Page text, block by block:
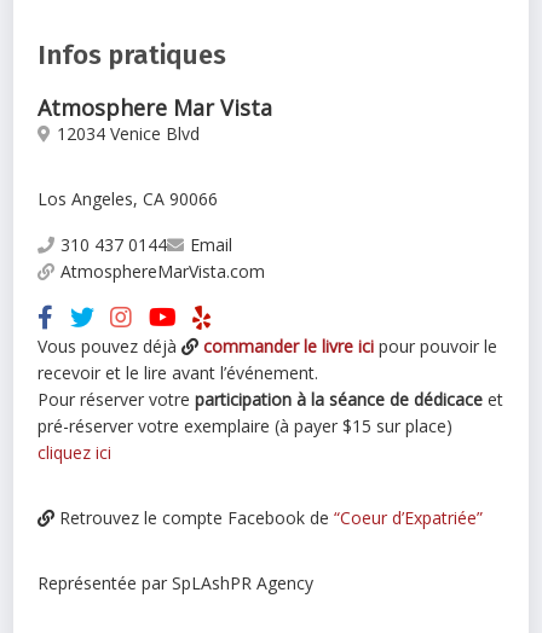
Infos pratiques
Atmosphere Mar Vista
12034 Venice Blvd
Los Angeles, CA 90066
310 437 0144
Email
AtmosphereMarVista.com
Vous pouvez déjà commander le livre ici pour pouvoir le
recevoir et le lire avant l’événement.
Pour réserver votreparticipation à la séance de dédicace et
pré-réserver votre exemplaire (à payer $15 sur place)
cliquez ici
Retrouvez le compte Facebook de“Coeur d’Expatriée”
Représentée par SpLAshPR Agency